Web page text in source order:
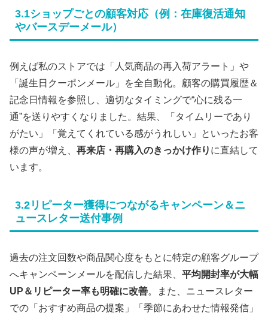
3.1ショップごとの顧客対応（例：在庫復活通知
やバースデーメール）
例えば私のストアでは「人気商品の再入荷アラート」や
「誕生日クーポンメール」を全自動化。顧客の購買履歴＆
記念日情報を参照し、適切なタイミングで“心に残る一
通”を送りやすくなりました。結果、「タイムリーであり
がたい」「覚えてくれている感がうれしい」といったお客
様の声が増え、 再来店・再購入のきっかけ作り に直結して
います。
3.2リピーター獲得につながるキャンペーン＆ニ
ュースレター送付事例
過去の注文回数や商品関心度をもとに特定の顧客グループ
へキャンペーンメールを配信した結果、 平均開封率が大幅
UP＆リピーター率も明確に改善。また、ニュースレター
での「おすすめ商品の提案」「季節にあわせた情報発信」